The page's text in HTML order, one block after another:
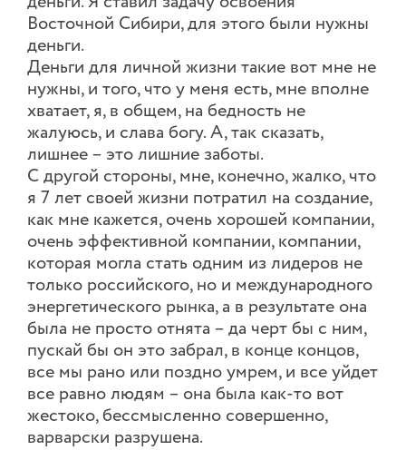
Восточной Сибири, для этого были нужны
деньги.
Деньги для личной жизни такие вот мне не
нужны, и того, что у меня есть, мне вполне
хватает, я, в общем, на бедность не
жалуюсь, и слава богу. А, так сказать,
лишнее – это лишние заботы.
С другой стороны, мне, конечно, жалко, что
я 7 лет своей жизни потратил на создание,
как мне кажется, очень хорошей компании,
очень эффективной компании, компании,
которая могла стать одним из лидеров не
только российского, но и международного
энергетического рынка, а в результате она
была не просто отнята – да черт бы с ним,
пускай бы он это забрал, в конце концов,
все мы рано или поздно умрем, и все уйдет
все равно людям – она была как-то вот
жестоко, бессмысленно совершенно,
варварски разрушена.